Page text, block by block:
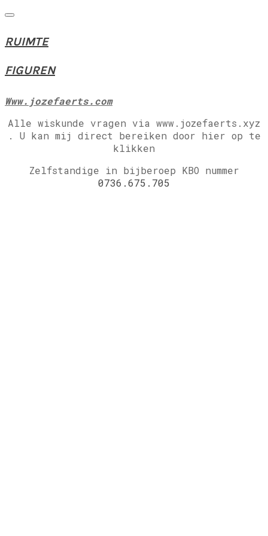
RUIMTE
FIGUREN
Www.jozefaerts.com
Alle wiskunde vragen via www.jozefaerts.xyz
. U kan mij direct bereiken door hier op te
klikken
Zelfstandige in bijberoep KBO nummer
0736.675.705